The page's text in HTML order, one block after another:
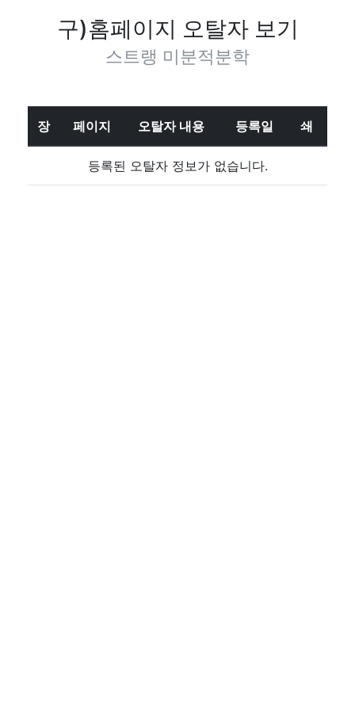
구)홈페이지 오탈자 보기
스트랭 미분적분학
장 페이지 오탈자 내용 등록일 쇄
등록된 오탈자 정보가 없습니다.